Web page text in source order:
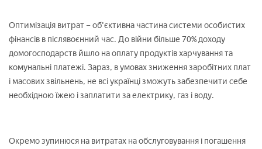
Оптимізація витрат – об'єктивна частина системи особистих
фінансів в післявоєнний час. До війни більше 70% доходу
домогосподарств йшло на оплату продуктів харчування та
комунальні платежі. Зараз, в умовах зниження заробітних плат
і масових звільнень, не всі українці зможуть забезпечити себе
необхідною їжею і заплатити за електрику, газ і воду.
Окремо зупинюся на витратах на обслуговування і погашення